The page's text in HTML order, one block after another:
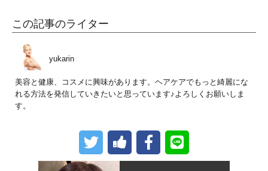
この記事のライター
yukarin
美容と健康、コスメに興味があります。ヘアケアでもっと綺麗にな
れる方法を発信していきたいと思っています♪よろしくお願いしま
す。